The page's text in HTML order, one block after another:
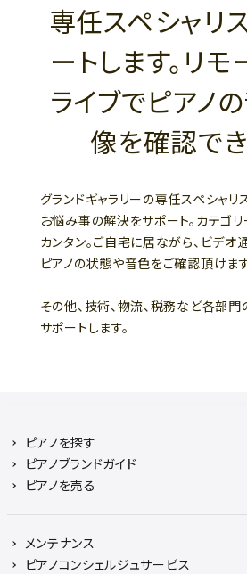
専任スペシャリ
ートします。リモ
ライブでピアノ
像を確認でき
グランドギャラリーの専任スペシャリ
お悩み事の解決をサポート。カテゴ
カンタン。ご自宅に居ながら、ビデオ
ピアノの状態や音色をご確認頂けます
その他、技術、物流、税務など各部門
サポートします。
ピアノを探す
ピアノブランドガイド
ピアノを売る
メンテナンス
ピアノコンシェルジュサービス